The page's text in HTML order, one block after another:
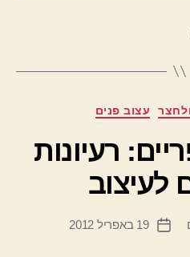
קטגוריותעצוב פנים
רעיונות
לעיצוב
תאריך
19 באפריל 2012